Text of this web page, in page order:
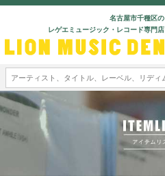
名古屋市千種区の
レゲエミュージック・レコード専門店